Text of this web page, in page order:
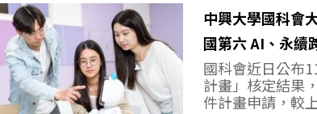
中興大學國科會
國第六 AI、永續
國科會近日公布
計畫」核定結果
件計畫申請，較